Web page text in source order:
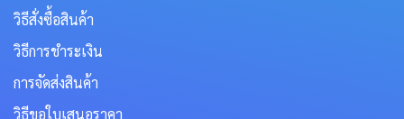
วิธีสั่งซื้อสินค้า
วิธีการชำระเงิน
การจัดส่งสินค้า
วิธีขอใบเสนอราคา